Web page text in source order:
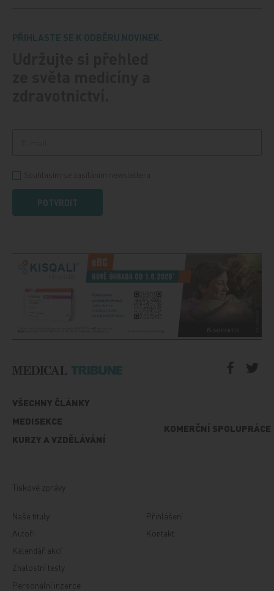
PŘIHLASTE SE K ODBĚRU NOVINEK.
POTVRDIT
VŠECHNY ČLÁNKY
MEDISEKCE
KURZY A VZDĚLÁVÁNÍ
KOMERČNÍ SPOLUPRÁCE
Tiskové zprávy
Naše tituly
Autoři
Kalendář akcí
Znalostní testy
Personální inzerce
Přihlášení
Kontakt